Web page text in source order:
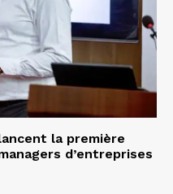
la première
d’entreprises